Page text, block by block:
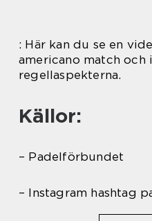
: Här kan du se en
americano match
regellaspekterna.
Källor:
– Padelförbundet
– Instagram hashtag